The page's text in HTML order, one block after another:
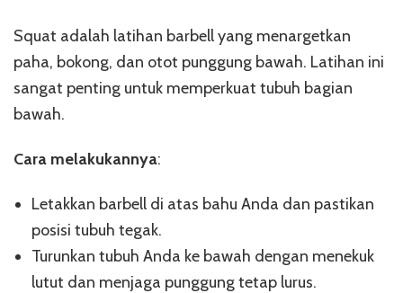
Squat adalah latihan barbell yang menargetkan
paha, bokong, dan otot punggung bawah. Latihan ini
sangat penting untuk memperkuat tubuh bagian
bawah.
Cara melakukannya:
Letakkan barbell di atas bahu Anda dan pastikan
posisi tubuh tegak.
Turunkan tubuh Anda ke bawah dengan menekuk
lutut dan menjaga punggung tetap lurus.